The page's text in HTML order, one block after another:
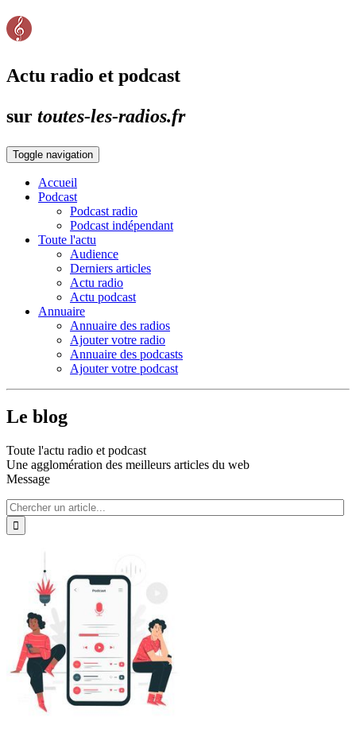
Actu radio et podcast
sur toutes-les-radios.fr
Toggle navigation
Accueil
Podcast
Podcast radio
Podcast indépendant
Toute l'actu
Audience
Derniers articles
Actu radio
Actu podcast
Annuaire
Annuaire des radios
Ajouter votre radio
Annuaire des podcasts
Ajouter votre podcast
Le blog
Toute l'actu radio et podcast
Une agglomération des meilleurs articles du web
Message